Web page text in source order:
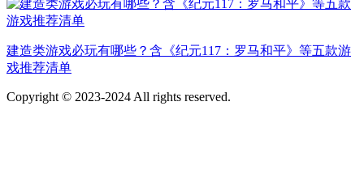
建造类游戏必玩有哪些？含《纪元117：罗马和平》等五款游
戏推荐清单
Copyright © 2023-2024 All rights reserved.